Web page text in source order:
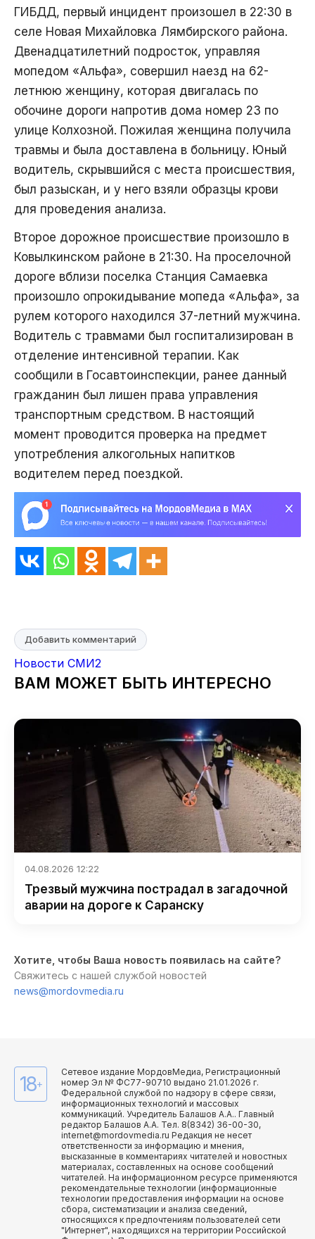
ГИБДД, первый инцидент произошел в 22:30 в
селе Новая Михайловка Лямбирского района.
Двенадцатилетний подросток, управляя
мопедом «Альфа», совершил наезд на 62-
летнюю женщину, которая двигалась по
обочине дороги напротив дома номер 23 по
улице Колхозной. Пожилая женщина получила
травмы и была доставлена в больницу. Юный
водитель, скрывшийся с места происшествия,
был разыскан, и у него взяли образцы крови
для проведения анализа.
Второе дорожное происшествие произошло в
Ковылкинском районе в 21:30. На проселочной
дороге вблизи поселка Станция Самаевка
произошло опрокидывание мопеда «Альфа», за
рулем которого находился 37-летний мужчина.
Водитель с травмами был госпитализирован в
отделение интенсивной терапии. Как
сообщили в Госавтоинспекции, ранее данный
гражданин был лишен права управления
транспортным средством. В настоящий
момент проводится проверка на предмет
употребления алкогольных напитков
водителем перед поездкой.
Добавить комментарий
Новости СМИ2
ВАМ МОЖЕТ БЫТЬ ИНТЕРЕСНО
04.08.2026 12:22
Трезвый мужчина пострадал в загадочной
аварии на дороге к Саранску
Хотите, чтобы Ваша новость появилась на сайте?
Свяжитесь с нашей службой новостей
news@mordovmedia.ru
18+
Сетевое издание МордовМедиа, Регистрационный
номер Эл № ФС77-90710 выдано 21.01.2026 г.
Федеральной службой по надзору в сфере связи,
информационных технологий и массовых
коммуникаций. Учредитель Балашов А.А.. Главный
редактор Балашов А.А. Тел. 8(8342) 36-00-30,
internet@mordovmedia.ru Редакция не несет
ответственности за информацию и мнения,
высказанные в комментариях читателей и новостных
материалах, составленных на основе сообщений
читателей. На информационном ресурсе применяются
рекомендательные технологии (информационные
технологии предоставления информации на основе
сбора, систематизации и анализа сведений,
относящихся к предпочтениям пользователей сети
"Интернет", находящихся на территории Российской